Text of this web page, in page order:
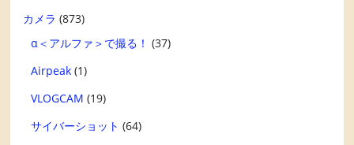
カメラ (873)
α＜アルファ＞で撮る！ (37)
Airpeak (1)
VLOGCAM (19)
サイバーショット (64)